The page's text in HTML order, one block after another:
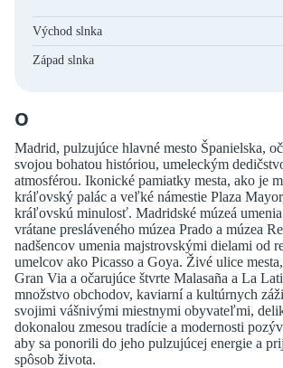
Východ slnka
Západ slnka
O
Madrid, pulzujúce hlavné mesto Španielska,
svojou bohatou históriou, umeleckým
atmosférou. Ikonické pamiatky mesta, ako je
kráľovský palác a veľké námestie Plaza
kráľovskú minulosť. Madridské múzeá
vrátane presláveného múzea Prado a múzea
nadšencov umenia majstrovskými dielami od
umelcov ako Picasso a Goya. Živé ulice
Gran Via a očarujúce štvrte Malasaña a La
množstvo obchodov, kaviarní a kultúrnych
svojimi vášnivými miestnymi obyvateľmi,
dokonalou zmesou tradície a modernosti
aby sa ponorili do jeho pulzujúcej energie a
spôsob života.